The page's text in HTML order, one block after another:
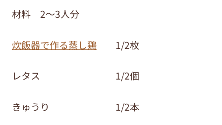
材料 2～3人分
炊飯器で作る蒸し鶏1/2枚
レタス 1/2個
きゅうり 1/2本